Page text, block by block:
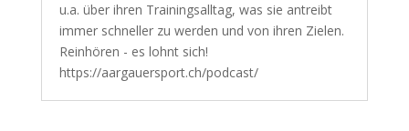
u.a. über ihren Trainingsalltag, was sie antreibt
immer schneller zu werden und von ihren Zielen.
Reinhören - es lohnt sich!
https://aargauersport.ch/podcast/